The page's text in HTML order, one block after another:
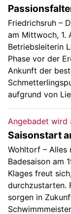
Friedrichsruh –
am Mittwoch, 1.
Betriebsleiterin
Phase vor der
Ankunft der
aufgrund von
Angebadet wird
Saisonstart
Wohltorf – Alles
Badesaison am
Klages freut
durchzustarten.
sorgen in